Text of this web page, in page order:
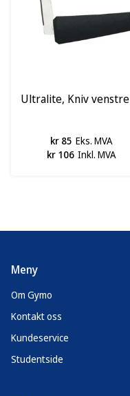
Ultralite, Kniv venstre
kr 85 Eks. MVA
kr 106 Inkl. MVA
Meny
Om Gymo
Kontakt oss
Kundeservice
Studentside